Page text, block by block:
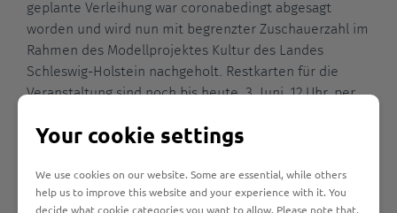
geplante Verleihung war coronabedingt abgesagt
worden und wird nun mit begrenzter Zuschauerzahl im
Rahmen des Modellprojektes Kultur des Landes
Schleswig-Holstein nachgeholt. Restkarten für die
Veranstaltung sind noch bis heute, 3. Juni, 12 Uhr, per
Your cookie settings
We use cookies on our website. Some are essential, while others
help us to improve this website and your experience with it. You
decide what cookie categories you want to allow. Please note that,